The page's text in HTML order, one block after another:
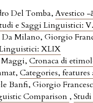
Del Tomba,Avestico
e Saggi Linguistici:
Da Milano, Giorgio
XLIX
Maggi,Cronaca di
Categories,
Banfi, Giorgio
Comparison ,